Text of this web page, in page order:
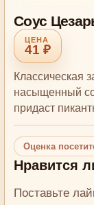
Соус
41 ₽
Классическая
насыщенный
придаст
Оценка
Нравится
Поставьте